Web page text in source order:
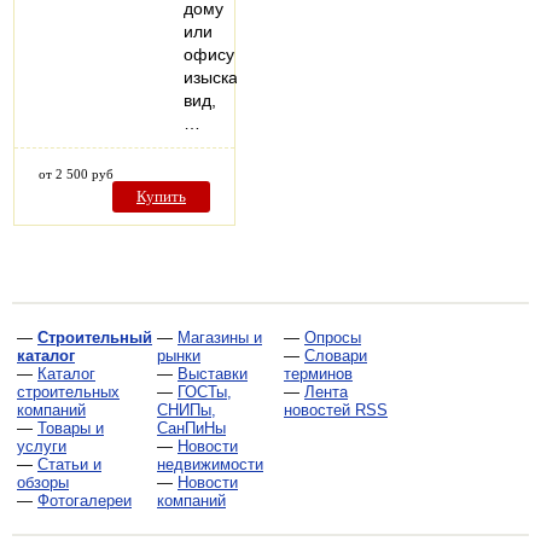
дому
или
офису
изысканный
вид,
от 2 500 руб
Купить
— Строительный
каталог
— Каталог
строительных
компаний
— Товары и
услуги
— Статьи и
обзоры
— Фотогалереи
— Магазины и
рынки
— Выставки
— ГОСТы,
СНИПы,
СанПиНы
— Новости
недвижимости
— Новости
компаний
— Опросы
— Словари
терминов
— Лента
новостей RSS